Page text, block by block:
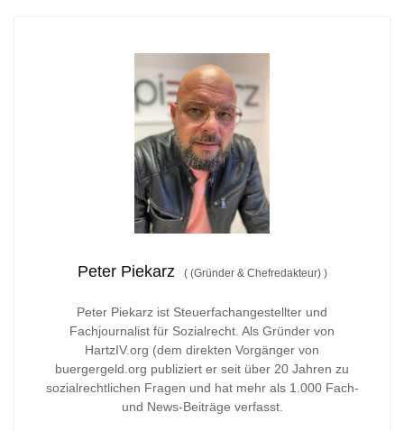
Peter Piekarz ((Gründer & Chefredakteur) )
Peter Piekarz ist Steuerfachangestellter und
Fachjournalist für Sozialrecht. Als Gründer von
HartzIV.org (dem direkten Vorgänger von
buergergeld.org publiziert er seit über 20 Jahren zu
sozialrechtlichen Fragen und hat mehr als 1.000 Fach-
und News-Beiträge verfasst.